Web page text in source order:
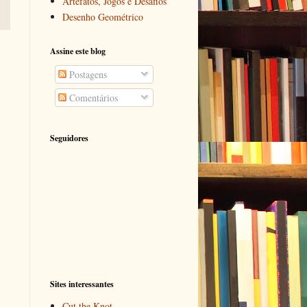
Desenho Geométrico
Assine este blog
Postagens
Comentários
Seguidores
Sites interessantes